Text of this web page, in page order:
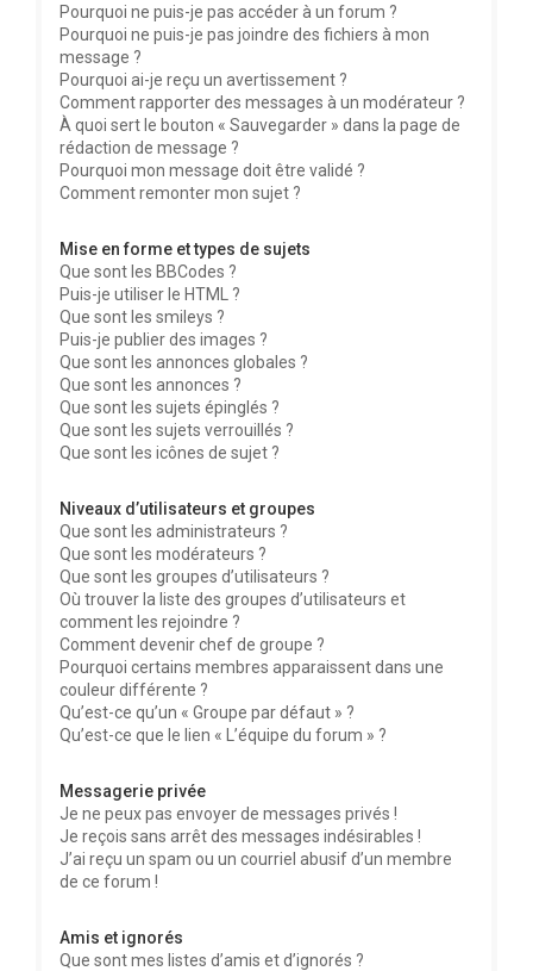
Pourquoi ne puis-je pas accéder à un forum ?
Pourquoi ne puis-je pas joindre des fichiers à mon
message ?
Pourquoi ai-je reçu un avertissement ?
Comment rapporter des messages à un modérateur ?
À quoi sert le bouton « Sauvegarder » dans la page de
rédaction de message ?
Pourquoi mon message doit être validé ?
Comment remonter mon sujet ?
Mise en forme et types de sujets
Que sont les BBCodes ?
Puis-je utiliser le HTML ?
Que sont les smileys ?
Puis-je publier des images ?
Que sont les annonces globales ?
Que sont les annonces ?
Que sont les sujets épinglés ?
Que sont les sujets verrouillés ?
Que sont les icônes de sujet ?
Niveaux d’utilisateurs et groupes
Que sont les administrateurs ?
Que sont les modérateurs ?
Que sont les groupes d’utilisateurs ?
Où trouver la liste des groupes d’utilisateurs et
comment les rejoindre ?
Comment devenir chef de groupe ?
Pourquoi certains membres apparaissent dans une
couleur différente ?
Qu’est-ce qu’un « Groupe par défaut » ?
Qu’est-ce que le lien « L’équipe du forum » ?
Messagerie privée
Je ne peux pas envoyer de messages privés !
Je reçois sans arrêt des messages indésirables !
J’ai reçu un spam ou un courriel abusif d’un membre
de ce forum !
Amis et ignorés
Que sont mes listes d’amis et d’ignorés ?